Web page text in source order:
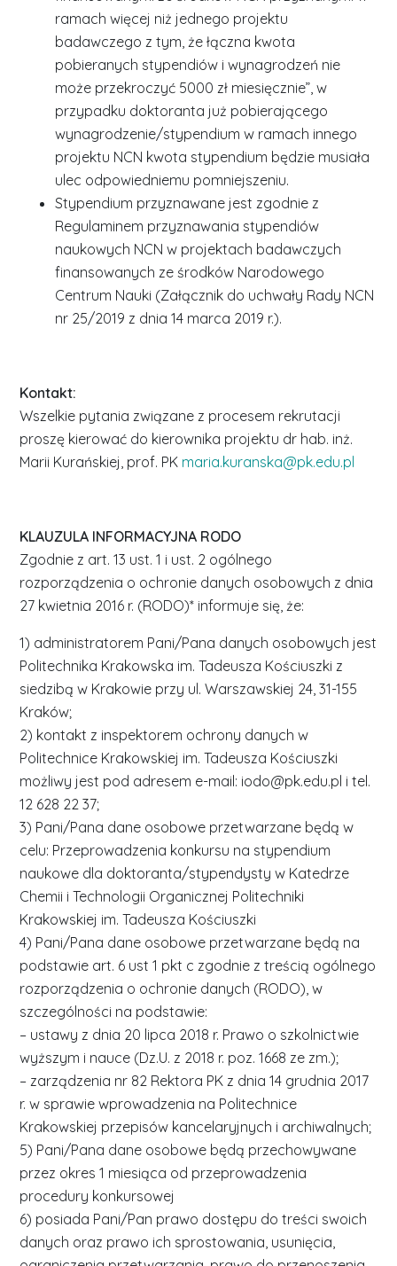
ramach więcej niż jednego projektu
badawczego z tym, że łączna kwota
pobieranych stypendiów i wynagrodzeń nie
może przekroczyć 5000 zł miesięcznie”, w
przypadku doktoranta już pobierającego
wynagrodzenie/stypendium w ramach innego
projektu NCN kwota stypendium będzie musiała
ulec odpowiedniemu pomniejszeniu.
Stypendium przyznawane jest zgodnie z
Regulaminem przyznawania stypendiów
naukowych NCN w projektach badawczych
finansowanych ze środków Narodowego
Centrum Nauki (Załącznik do uchwały Rady NCN
nr 25/2019 z dnia 14 marca 2019 r.).
Kontakt:
Wszelkie pytania związane z procesem rekrutacji
proszę kierować do kierownika projektu dr hab. inż.
Marii Kurańskiej, prof. PK maria.kuranska@pk.edu.pl
KLAUZULA INFORMACYJNA RODO
Zgodnie z art. 13 ust. 1 i ust. 2 ogólnego
rozporządzenia o ochronie danych osobowych z dnia
27 kwietnia 2016 r. (RODO)* informuje się, że:
1) administratorem Pani/Pana danych osobowych jest
Politechnika Krakowska im. Tadeusza Kościuszki z
siedzibą w Krakowie przy ul. Warszawskiej 24, 31-155
Kraków;
2) kontakt z inspektorem ochrony danych w
Politechnice Krakowskiej im. Tadeusza Kościuszki
możliwy jest pod adresem e-mail: iodo@pk.edu.pl i tel.
12 628 22 37;
3) Pani/Pana dane osobowe przetwarzane będą w
celu: Przeprowadzenia konkursu na stypendium
naukowe dla doktoranta/stypendysty w Katedrze
Chemii i Technologii Organicznej Politechniki
Krakowskiej im. Tadeusza Kościuszki
4) Pani/Pana dane osobowe przetwarzane będą na
podstawie art. 6 ust 1 pkt c zgodnie z treścią ogólnego
rozporządzenia o ochronie danych (RODO), w
szczególności na podstawie:
– ustawy z dnia 20 lipca 2018 r. Prawo o szkolnictwie
wyższym i nauce (Dz.U. z 2018 r. poz. 1668 ze zm.);
– zarządzenia nr 82 Rektora PK z dnia 14 grudnia 2017
r. w sprawie wprowadzenia na Politechnice
Krakowskiej przepisów kancelaryjnych i archiwalnych;
5) Pani/Pana dane osobowe będą przechowywane
przez okres 1 miesiąca od przeprowadzenia
procedury konkursowej
6) posiada Pani/Pan prawo dostępu do treści swoich
danych oraz prawo ich sprostowania, usunięcia,